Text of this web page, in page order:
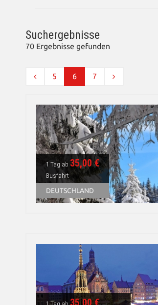
Suchergebnisse
70 Ergebnisse gefunden
5 6 7
1 Tag ab 35,00 €
Busfahrt
DEUTSCHLAND
35,00 €